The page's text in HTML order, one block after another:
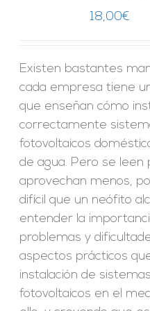
18,00€
Existen bastantes
cada empresa tiene
que enseñan cómo
correctamente
fotovoltaicos
de agua. Pero se leen
aprovechan menos,
difícil que un neófito
entender la
problemas y
aspectos prácticos
instalación de sistemas
fotovoltaicos en el